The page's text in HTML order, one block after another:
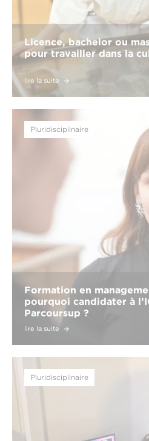
Licence, bachelor ou
pour travailler dans la
lire la suite
Pluridisciplinaire
Formation en
pourquoi candidater à
Parcoursup ?
lire la suite
Pluridisciplinaire